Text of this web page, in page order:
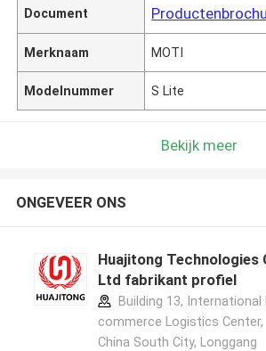
Document
Merknaam MOTI
Modelnummer S Lite
Bekijk meer
ONGEVEER ONS
Huajitong Technologies
Ltd fabrikant profiel
Building 13, International
commerce Logistics Center,
China South City, Longgang